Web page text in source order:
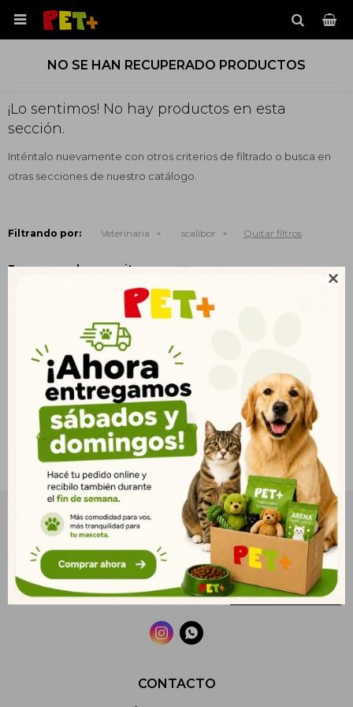


NO SE HAN RECUPERADO PRODUCTOS
¡Lo sentimos! No hay productos en esta
sección.
Inténtalo nuevamente con otros criterios de filtrado o busca en
otras secciones de nuestro catálogo.
Filtrando por: Veterinaria scalibor Quitar filtros
Te recomendamos quitar: scalibor
CONTACTO
NEWSLETTER
¡Suscribite y recibí todas nuestras novedades!
SUSCRIBIRME
 